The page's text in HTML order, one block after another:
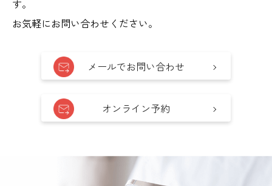
す。
お気軽にお問い合わせください。
メールでお問い合わせ
オンライン予約